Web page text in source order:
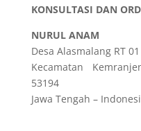
KONSULTASI DAN
NURUL ANAM
Desa Alasmalang RT
Kecamatan
53194
Jawa Tengah –